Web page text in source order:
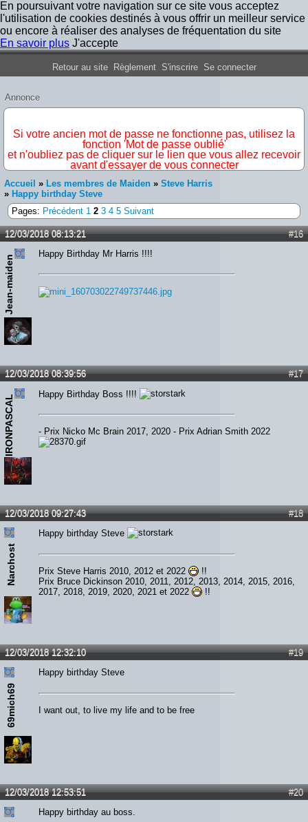
En poursuivant votre navigation sur ce site vous acceptez
l'utilisation de cookies destinés à vous offrir un meilleur service
ou encore à réaliser des analyses de fréquentation du site
En savoir plus J'accepte
Forum Iron Maiden France
Retour au site Règlement S'inscrire Se connecter
Annonce
Si votre ancien mot de passe ne fonctionne pas, utilisez la
fonction 'Mot de passe oublié'
et n'oubliez pas de cliquer sur le lien que vous allez recevoir
avant d'essayer de vous connecter
Accueil » Les membres de Maiden » Steve Harris
» Happy birthday Steve
Pages: Précédent 1 2 3 4 5 Suivant
#16
12/03/2018 08:13:21
Jean-maiden
Happy Birthday Mr Harris !!!!
#17
12/03/2018 08:39:56
IRONPASCAL Happy Birthday Boss !!!!
- Prix Nicko Mc Brain 2017, 2020 - Prix Adrian Smith 2022
#18
12/03/2018 09:27:43
Narchost
Happy birthday Steve
Prix Steve Harris 2010, 2012 et 2022
!!
Prix Bruce Dickinson 2010, 2011, 2012, 2013, 2014, 2015, 2016,
2017, 2018, 2019, 2020, 2021 et 2022
!!
#19
12/03/2018 12:32:10
69mich69
Happy birthday Steve
I want out, to live my life and to be free
#20
12/03/2018 12:53:51
Happy birthday au boss.